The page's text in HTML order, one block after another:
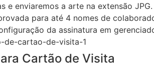
e enviaremos a arte na extensão
para até 4 nomes de
da assinatura em
Cartão de Visita